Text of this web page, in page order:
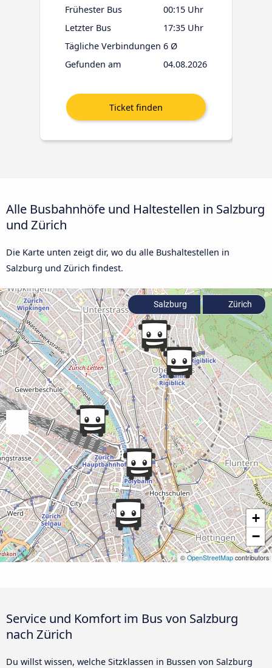
Frühester Bus
00:15 Uhr
Letzter Bus
17:35 Uhr
Tägliche Verbindungen 6 Ø
Gefunden am
04.08.2026
Alle Busbahnhöfe und Haltestellen in Salzburg
und Zürich
Die Karte unten zeigt dir, wo du alle Bushaltestellen in
Salzburg und Zürich findest.
+
−
© OpenStreetMap contributors
Salzburg Zürich
Service und Komfort im Bus von Salzburg
nach Zürich
Du willst wissen, welche Sitzklassen in Bussen von Salzburg